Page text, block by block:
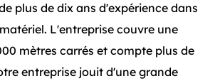
plus de dix ans d'expérience dans
L'entreprise couvre une
mètres carrés et compte plus de
entreprise jouit d'une grande